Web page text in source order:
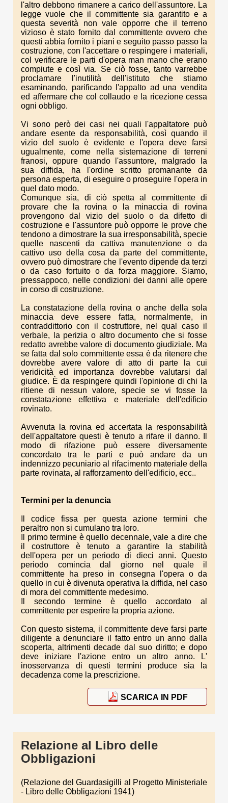
l'altro debbono rimanere a carico dell'assuntore. La
legge vuole che il committente sia garantito e a
questa severità non vale opporre che il terreno
vizioso è stato fornito dal committente ovvero che
questi abbia fornito i piani e seguito passo passo la
costruzione, con l'accettare o respingere i materiali,
col verificare le parti d'opera man mano che erano
compiute e così via. Se ciò fosse, tanto varrebbe
proclamare l'inutilità dell'istituto che stiamo
esaminando, parificando l'appalto ad una vendita
ed affermare che col collaudo e la ricezione cessa
ogni obbligo.
Vi sono però dei casi nei quali l'appaltatore può
andare esente da responsabilità, così quando il
vizio del suolo è evidente e l'opera deve farsi
ugualmente, come nella sistemazione di terreni
franosi, oppure quando l'assuntore, malgrado la
sua diffida, ha l'ordine scritto promanante da
persona esperta, di eseguire o proseguire l'opera in
quel dato modo.
Comunque sia, di ciò spetta al committente di
provare che la rovina o la minaccia di rovina
provengono dal vizio del suolo o da difetto di
costruzione e l'assuntore può opporre le prove che
tendono a dimostrare la sua irresponsabilità, specie
quelle nascenti da cattiva manutenzione o da
cattivo uso della cosa da parte del committente,
ovvero può dimostrare che l'evento dipende da terzi
o da caso fortuito o da forza maggiore. Siamo,
pressappoco, nelle condizioni dei danni alle opere
in corso di costruzione.
La constatazione della rovina o anche della sola
minaccia deve essere fatta, normalmente, in
contraddittorio con il costruttore, nel qual caso il
verbale, la perizia o altro documento che si fosse
redatto avrebbe valore di documento giudiziale. Ma
se fatta dal solo committente essa è da ritenere che
dovrebbe avere valore di atto di parte la cui
veridicità ed importanza dovrebbe valutarsi dal
giudice. È da respingere quindi l'opinione di chi la
ritiene di nessun valore, specie se vi fosse la
constatazione effettiva e materiale dell'edificio
rovinato.
Avvenuta la rovina ed accertata la responsabilità
dell'appaltatore questi è tenuto a rifare il danno. Il
modo di rifazione può essere diversamente
concordato tra le parti e può andare da un
indennizzo pecuniario al rifacimento materiale della
parte rovinata, al rafforzamento dell'edificio, ecc..
Termini per la denuncia
Il codice fissa per questa azione termini che
peraltro non si cumulano tra loro.
Il primo termine è quello decennale, vale a dire che
il costruttore è tenuto a garantire la stabilità
dell'opera per un periodo di dieci anni. Questo
periodo comincia dal giorno nel quale il
committente ha preso in consegna l'opera o da
quello in cui è divenuta operativa la diffida, nel caso
di mora del committente medesimo.
Il secondo termine è quello accordato al
committente per esperire la propria azione.
Con questo sistema, il committente deve farsi parte
diligente a denunciare il fatto entro un anno dalla
scoperta, altrimenti decade dal suo diritto; e dopo
deve iniziare l'azione entro un altro anno. L'
inosservanza di questi termini produce sia la
decadenza come la prescrizione.
SCARICA IN PDF
Relazione al Libro delle
Obbligazioni
(Relazione del Guardasigilli al Progetto Ministeriale
- Libro delle Obbligazioni 1941)